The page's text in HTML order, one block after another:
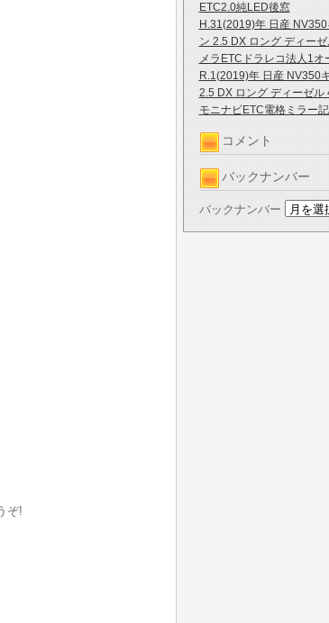
ETC2.0純LED後窓
H.31(2019)年 日産
ン 2.5 DX ロング ディー
メラETCドラレコ法人1オ
R.1(2019)年 日産 NV350
2.5 DX ロング ディーゼル
モニナビETC電格ミラー
コメント
バックナンバー
バックナンバー
ぞ!